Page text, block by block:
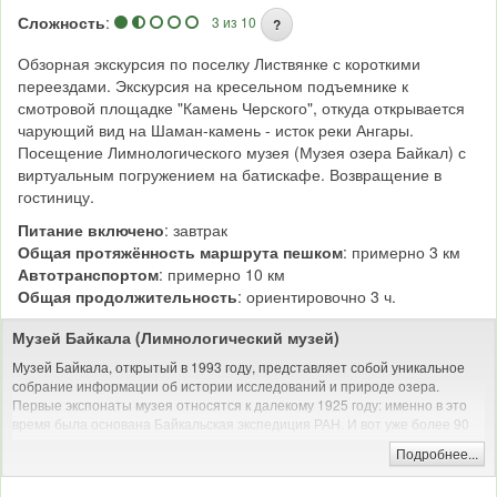
Сложность: 3 из 10 ?
Обзорная экскурсия по поселку Листвянке с короткими
переездами. Экскурсия на кресельном подъемнике к
смотровой площадке "Камень Черского", откуда открывается
чарующий вид на Шаман-камень - исток реки Ангары.
Посещение Лимнологического музея (Музея озера Байкал) с
виртуальным погружением на батискафе. Возвращение в
гостиницу.
Питание включено: завтрак
Общая протяжённость маршрута пешком: примерно 3 км
Автотранспортом: примерно 10 км
Общая продолжительность: ориентировочно 3 ч.
Музей Байкала (Лимнологический музей)
Музей Байкала, открытый в 1993 году, представляет собой уникальное
собрание информации об истории исследований и природе озера.
Первые экспонаты музея относятся к далекому 1925 году: именно в это
время была основана Байкальская экспедиция РАН. И вот уже более 90
лет коллекция регулярно пополняется различными материалами,
связанными с флорой и фауной Байкала, а также с предметами культуры
живущих здесь народов.
Подробнее...